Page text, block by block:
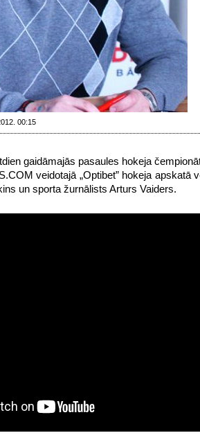
00:15
gaidāmajās pasaules hokeja
veidotajā „Optibet” hokeja apskatā
un sporta žurnālists Arturs Vaiders.